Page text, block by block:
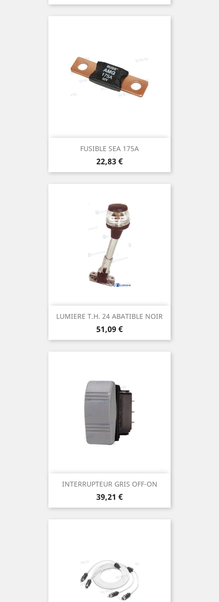
FUSIBLE SEA 175A
Prix
22,83 €
LUMIERE T.H. 24 ABATIBLE NOIR
Prix
51,09 €
INTERRUPTEUR GRIS OFF-ON
Prix
39,21 €